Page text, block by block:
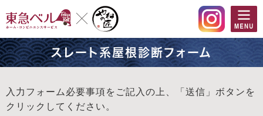
スレート系屋根診断フォーム
入力フォーム必要事項をご記入の上、「送信」ボタンを
クリックしてください。